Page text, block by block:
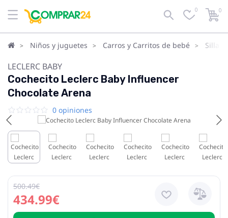
0 0
Niños y juguetes Carros y Carritos de bebé Sillas
LECLERC BABY
Cochecito Leclerc Baby Influencer
Chocolate Arena
0 opiniones
434.99€
500.49€